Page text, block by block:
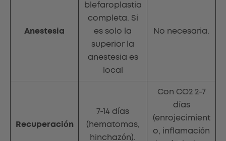
Anestesia
blefaroplastia
completa. Si
es solo la
superior la
anestesia es
local
No necesaria.
Recuperación
7-14 días
(hematomas,
hinchazón).
Con CO2 2-7
días
(enrojecimient
o, inflamación